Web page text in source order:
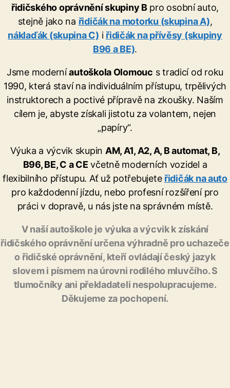
řidičského oprávnění skupiny Bpro osobní auto,
stejně jako na řidičák na motorku (skupina A),
náklaďák (skupina C) iřidičák na přívěsy (skupiny
B96 a BE).
Jsme moderníautoškola Olomouc s tradicí od roku
1990, která staví na individuálním přístupu, trpělivých
instruktorech a poctivé přípravě na zkoušky. Naším
cílem je, abyste získali jistotu za volantem, nejen
„papíry“.
Výuka a výcvik skupin AM, A1, A2, A, B automat, B,
B96, BE, C a CE včetně moderních vozidel a
flexibilního přístupu. Ať už potřebujeteřidičák na auto
pro každodenní jízdu, nebo profesní rozšíření pro
práci v dopravě, u nás jste na správném místě.
V naší autoškole je výuka a výcvik k získání
řidičského oprávnění určena výhradně pro uchazeče
o řidičské oprávnění, kteří ovládají český jazyk
slovem i písmem na úrovni rodilého mluvčího. S
tlumočníky ani překladateli nespolupracujeme.
Děkujeme za pochopení.